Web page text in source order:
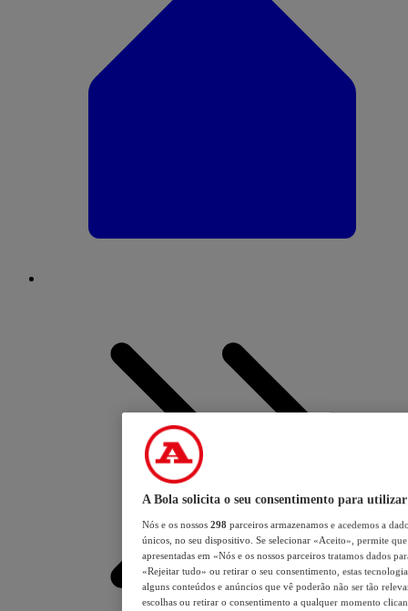
A Bola solicita o seu consentimento para utilizar
Nós e os nossos 298 parceiros armazenamos e acedemos a
únicos, no seu dispositivo. Se selecionar «Aceito», permite
apresentadas em «Nós e os nossos parceiros tratamos dados
«Rejeitar tudo» ou retirar o seu consentimento, estas
alguns conteúdos e anúncios que vê poderão não ser tão
escolhas ou retirar o consentimento a qualquer momento